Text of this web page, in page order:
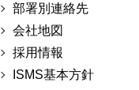
部署別連絡先
会社地図
採用情報
ISMS基本方針